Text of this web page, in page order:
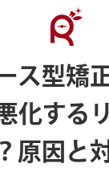
ス型矯
化する
原因と